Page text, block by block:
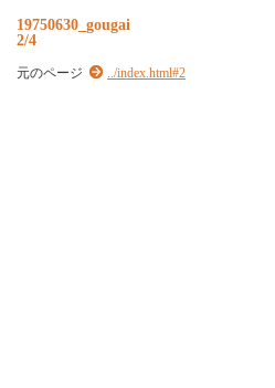
19750630_gougai
2/4
元のページ ../index.html#2